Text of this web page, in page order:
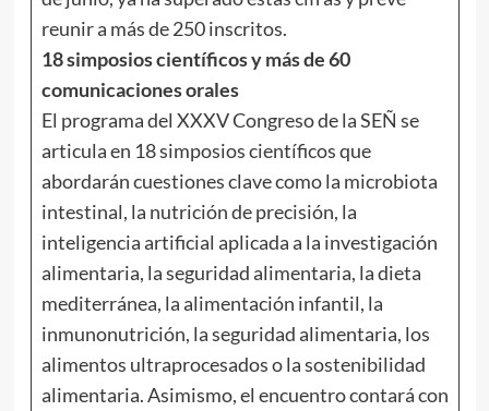
reunir a más de 250 inscritos.
18 simposios científicos y más de 60
comunicaciones orales
El programa del XXXV Congreso de la SEÑ se
articula en 18 simposios científicos que
abordarán cuestiones clave como la microbiota
intestinal, la nutrición de precisión, la
inteligencia artificial aplicada a la investigación
alimentaria, la seguridad alimentaria, la dieta
mediterránea, la alimentación infantil, la
inmunonutrición, la seguridad alimentaria, los
alimentos ultraprocesados o la sostenibilidad
alimentaria. Asimismo, el encuentro contará con